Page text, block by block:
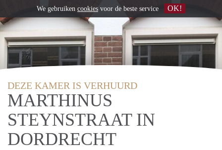
DEZE KAMER IS VERHUURD
MARTHINUS
STEYNSTRAAT IN
DORDRECHT
We gebruiken cookies voor de beste service OK!